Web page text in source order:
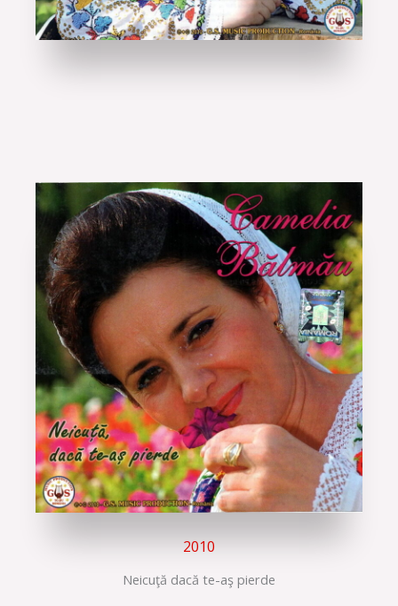
2010
Neicuţă dacă te-aş pierde